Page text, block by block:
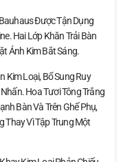
Được Tận Dụng
Hai Lớp Khăn Trải Bàn
Ánh Kim Bắt Sáng.
Kim Loại, Bổ Sung Ruy
Hoa Tươi Tông Trắng
Bàn Và Trên Ghế Phụ,
Thay Vì Tập Trung Một